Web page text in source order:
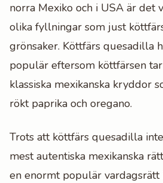
norra Mexiko och i USA är
olika fyllningar som just
grönsaker. Köttfärs quesadilla
populär eftersom köttfärsen
klassiska mexikanska kryddor
rökt paprika och oregano.
Trots att köttfärs quesadilla
mest autentiska mexikanska
en enormt populär vardagsrätt